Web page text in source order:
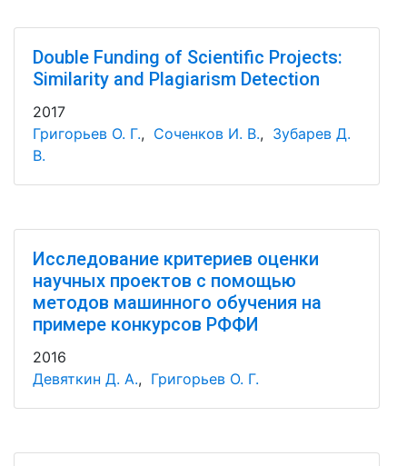
Double Funding of Scientific Projects:
Similarity and Plagiarism Detection
2017
Григорьев О. Г., Соченков И. В., Зубарев Д.
В.
Исследование критериев оценки
научных проектов с помощью
методов машинного обучения на
примере конкурсов РФФИ
2016
Девяткин Д. А., Григорьев О. Г.